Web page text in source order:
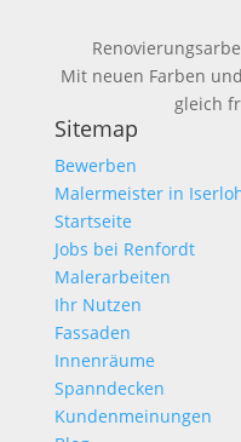
Mit neuen Farben
gleich
Sitemap
Bewerben
Malermeister in
Startseite
Jobs bei Renfordt
Malerarbeiten
Ihr Nutzen
Fassaden
Innenräume
Spanndecken
Kundenmeinungen